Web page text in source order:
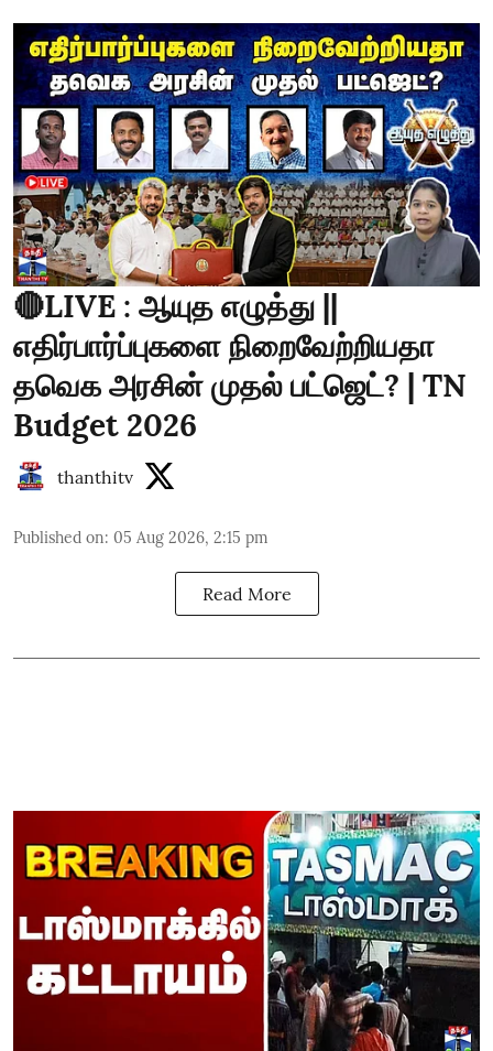
🔴LIVE : ஆயுத எழுத்து ||
எதிர்பார்ப்புகளை நிறைவேற்றியதா
தவெக அரசின் முதல் பட்ஜெட்? | TN
Budget 2026
thanthitv
Published on: 05 Aug 2026, 2:15 pm
Read More